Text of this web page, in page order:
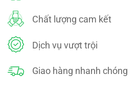
Chất lượng cam kết
Dịch vụ vượt trội
Giao hàng nhanh chóng